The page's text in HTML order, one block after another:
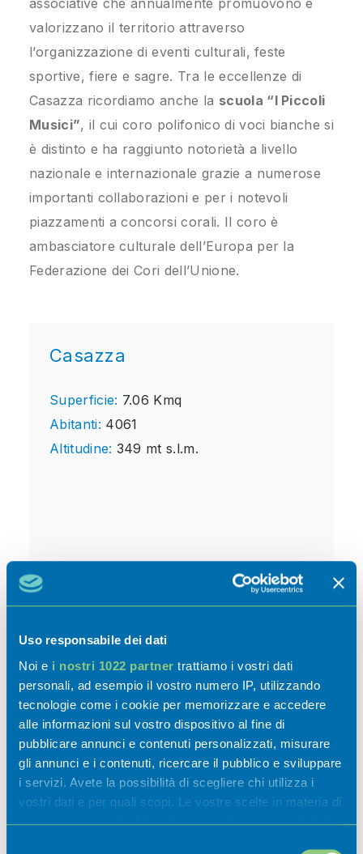
Uso responsabile dei dati
Noi e i nostri 1022 partner trattiamo i vostri dati
personali, ad esempio il vostro numero IP, utilizzando
tecnologie come i cookie per memorizzare e accedere
alle informazioni sul vostro dispositivo al fine di
pubblicare annunci e contenuti personalizzati, misurare
gli annunci e i contenuti, ricercare il pubblico e sviluppare
i servizi. Avete la possibilità di scegliere chi utilizza i
vostri dati e per quali scopi. Le vostre scelte in materia di
privacy sono applicabili solo su questa proprietà digitale
associative che annualmente promuovono e
valorizzano il territorio attraverso
l’organizzazione di eventi culturali, feste
sportive, fiere e sagre. Tra le eccellenze di
Casazza ricordiamo anche la scuola “I Piccoli
Musici”, il cui coro polifonico di voci bianche si
è distinto e ha raggiunto notorietà a livello
nazionale e internazionale grazie a numerose
importanti collaborazioni e per i notevoli
piazzamenti a concorsi corali. Il coro è
ambasciatore culturale dell’Europa per la
Federazione dei Cori dell’Unione.
Casazza
Superficie: 7.06 Kmq
Abitanti: 4061
Altitudine: 349 mt s.l.m.
Attività
Esperienze